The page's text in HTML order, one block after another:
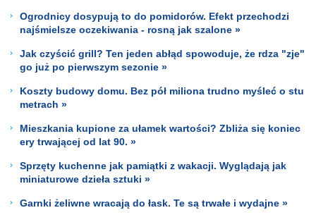
Ogrodnicy dosypują to do pomidorów. Efekt przechodzi
najśmielsze oczekiwania - rosną jak szalone »
Jak czyścić grill? Ten jeden abłąd spowoduje, że rdza "zje"
go już po pierwszym sezonie »
Koszty budowy domu. Bez pół miliona trudno myśleć o stu
metrach »
Mieszkania kupione za ułamek wartości? Zbliża się koniec
ery trwającej od lat 90. »
Sprzęty kuchenne jak pamiątki z wakacji. Wyglądają jak
miniaturowe dzieła sztuki »
Garnki żeliwne wracają do łask. Te są trwałe i wydajne »